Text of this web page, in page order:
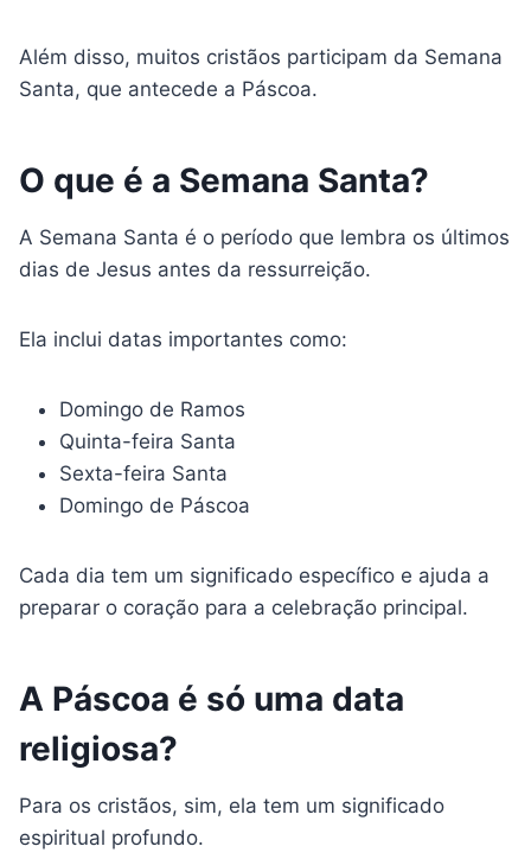
Além disso, muitos cristãos participam da Semana
Santa, que antecede a Páscoa.
O que é a Semana Santa?
A Semana Santa é o período que lembra os últimos
dias de Jesus antes da ressurreição.
Ela inclui datas importantes como:
Domingo de Ramos
Quinta-feira Santa
Sexta-feira Santa
Domingo de Páscoa
Cada dia tem um significado específico e ajuda a
preparar o coração para a celebração principal.
A Páscoa é só uma data
religiosa?
Para os cristãos, sim, ela tem um significado
espiritual profundo.